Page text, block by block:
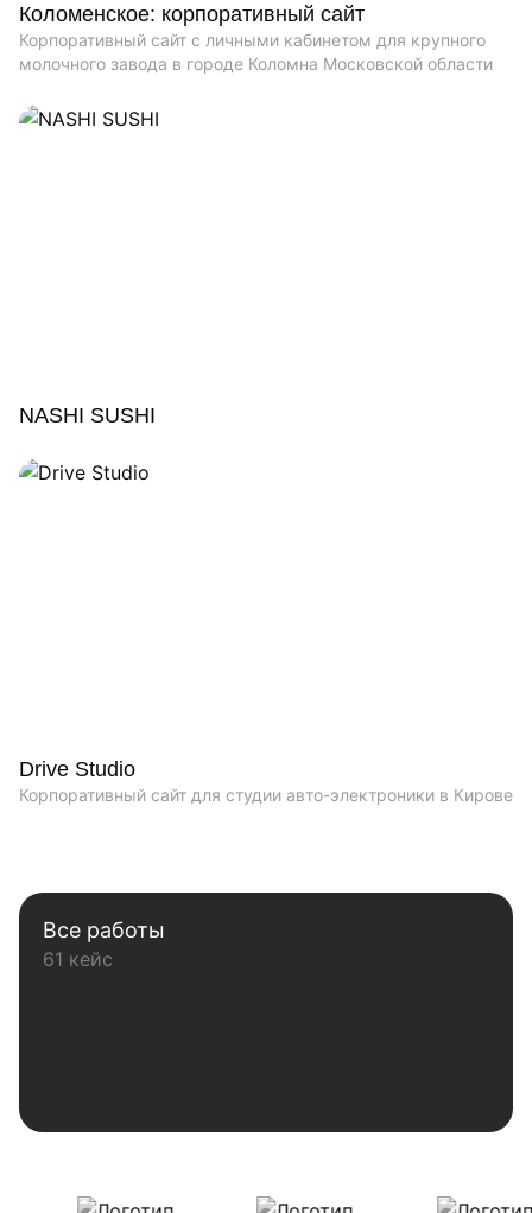
Коломенское: корпоративный сайт
Корпоративный сайт с личными кабинетом для крупного
молочного завода в городе Коломна Московской области
NASHI SUSHI
Drive Studio
Корпоративный сайт для студии авто-электроники в Кирове
Все работы
61 кейс